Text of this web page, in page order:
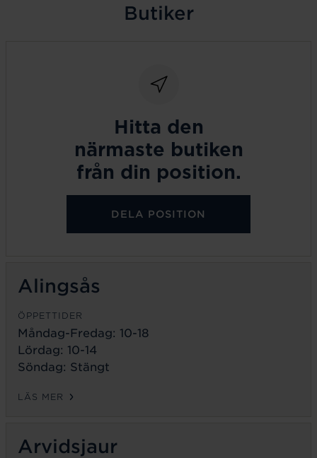
Butiker
Hitta den
närmaste butiken
från din position.
DELA POSITION
Alingsås
ÖPPETTIDER
Måndag-Fredag: 10-18
Lördag: 10-14
Söndag: Stängt
LÄS MER
Arvidsjaur